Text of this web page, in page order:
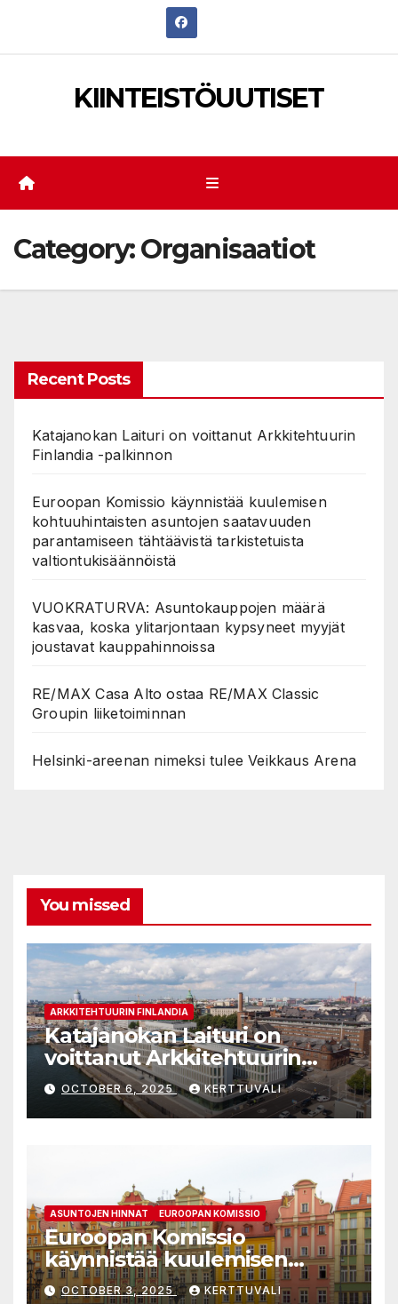
KIINTEISTÖUUTISET
Category:Organisaatiot
Recent Posts
Katajanokan Laituri on voittanut Arkkitehtuurin
Finlandia -palkinnon
Euroopan Komissio käynnistää kuulemisen
kohtuuhintaisten asuntojen saatavuuden
parantamiseen tähtäävistä tarkistetuista
valtiontukisäännöistä
VUOKRATURVA: Asuntokauppojen määrä
kasvaa, koska ylitarjontaan kypsyneet myyjät
joustavat kauppahinnoissa
RE/MAX Casa Alto ostaa RE/MAX Classic
Groupin liiketoiminnan
Helsinki-areenan nimeksi tulee Veikkaus Arena
You missed
ARKKITEHTUURIN FINLANDIA
Katajanokan Laituri on
voittanut Arkkitehtuurin
Finlandia -palkinnon
OCTOBER 6, 2025 KERTTUVALI
ASUNTOJEN HINNAT EUROOPAN KOMISSIO
Euroopan Komissio
käynnistää kuulemisen
kohtuuhintaisten asuntojen
OCTOBER 3, 2025 KERTTUVALI